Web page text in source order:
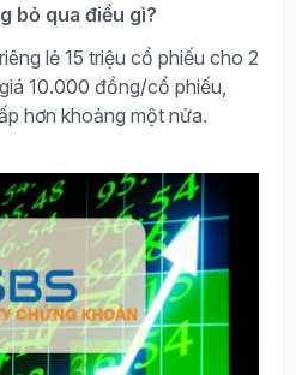
bỏ qua điều gì?
lẻ 15 triệu cổ phiếu cho 2
10.000 đồng/cổ phiếu,
hơn khoảng một nửa.